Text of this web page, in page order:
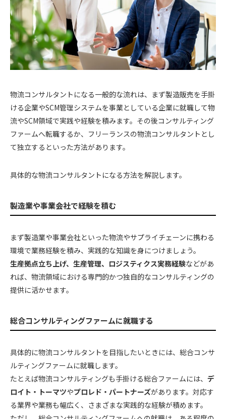
物流コンサルタントになる一般的な流れは、まず製造販売を手掛
ける企業やSCM管理システムを事業としている企業に就職して物
流やSCM領域で実践や経験を積みます。その後コンサルティング
ファームへ転職するか、フリーランスの物流コンサルタントとし
て独立するといった方法があります。
具体的な物流コンサルタントになる方法を解説します。
製造業や事業会社で経験を積む
まず製造業や事業会社といった物流やサプライチェーンに携わる
環境で業務経験を積み、実践的な知識を身につけましょう。
生産拠点立ち上げ、生産管理、ロジスティクス実務経験などがあ
れば、物流領域における専門的かつ独自的なコンサルティングの
提供に活かせます。
総合コンサルティングファームに就職する
具体的に物流コンサルタントを目指したいときには、総合コンサ
ルティングファームに就職します。
たとえば物流コンサルティングも手掛ける総合ファームには、 デ
ロイト・トーマツやプロレド・パートナーズがあります。対応す
る業界や業務も幅広く、さまざまな実践的な経験が積めます。